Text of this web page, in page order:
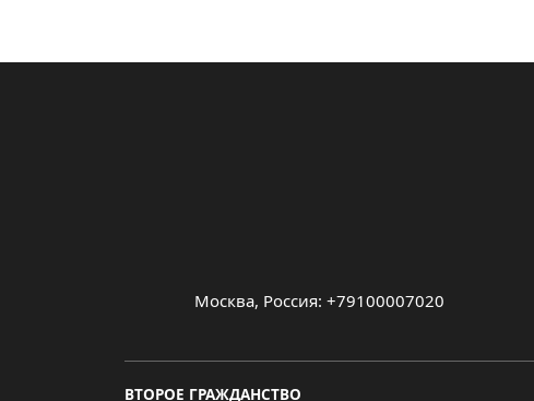
Москва, Россия: +79100007020
ВТОРОЕ ГРАЖДАНСТВО